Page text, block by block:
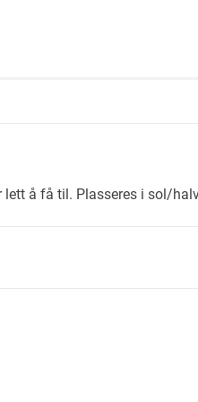
lett å få til. Plasseres i sol/